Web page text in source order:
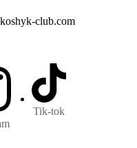
club.com
Tik-tok